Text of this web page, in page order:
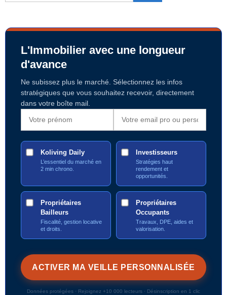
L'Immobilier avec une longueur
d'avance
Ne subissez plus le marché. Sélectionnez les infos
stratégiques que vous souhaitez recevoir, directement
dans votre boîte mail.
Koliving Daily
L’essentiel du marché en
2 min chrono.
Investisseurs
Stratégies haut
rendement et
opportunités.
Propriétaires
Bailleurs
Fiscalité, gestion locative
et droits.
Propriétaires
Occupants
Travaux, DPE, aides et
valorisation.
Données protégées · Rejoignez +10 000 lecteurs · Désinscription en 1 clic